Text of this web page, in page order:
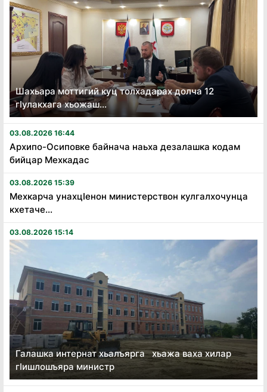
Шахьара моттигий куц толхадарах долча 12
гӏулакхага хьожаш...
03.08.2026 16:44
Архипо-Осиповке байнача наьха дезалашка кодам
бийцар Мехкадас
03.08.2026 15:39
Мехкарча унахцӏенон министерствон кулгалхочунца
кхетаче...
03.08.2026 15:14
Галашка интернат хьалъярга хьажа ваха хилар
гӏишлошъяра министр